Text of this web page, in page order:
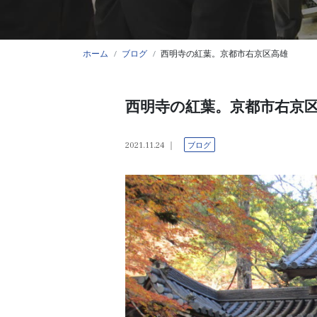
ホーム ブログ 西明寺の紅葉。京都市右京区高雄
西明寺の紅葉。京都市右京
2021.11.24 ブログ